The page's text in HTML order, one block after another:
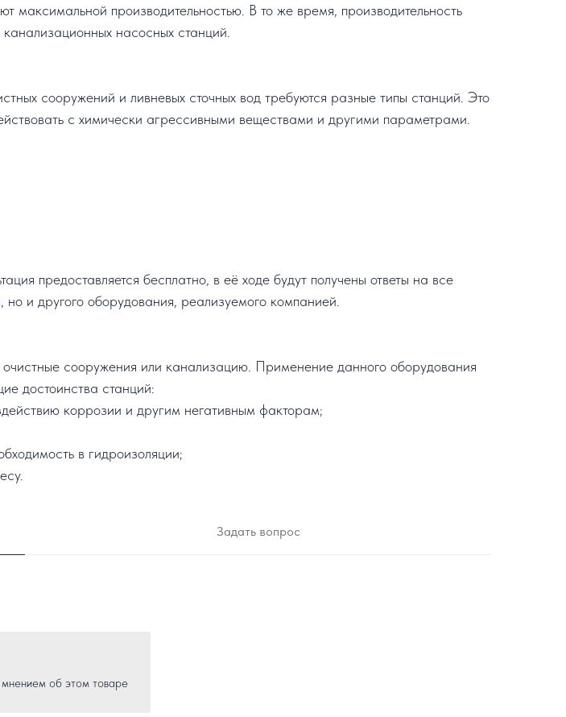
максимальной производительностью. В то же время, производительность
насосных станций.
сооружений и ливневых сточных вод требуются разные типы станций. Это
с химически агрессивными веществами и другими параметрами.
предоставляется бесплатно, в её ходе будут получены ответы на все
и другого оборудования, реализуемого компанией.
очистные сооружения или канализацию. Применение данного оборудования
достоинства станций:
коррозии и другим негативным факторам;
в гидроизоляции;
Задать вопрос
об этом товаре